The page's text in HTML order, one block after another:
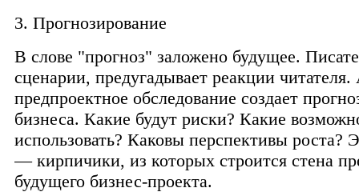
3. Прогнозирование
В слове "прогноз" заложено будущее.
сценарии, предугадывает реакции
предпроектное обследование создает
бизнеса. Какие будут риски? Какие
использовать? Каковы перспективы роста?
— кирпичики, из которых строится стена
будущего бизнес-проекта.